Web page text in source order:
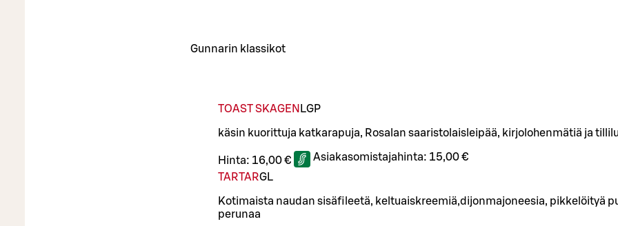
Gunnarin klassikot
TOAST SKAGEN LGP
käsin kuorittuja katkarapuja, Rosalan saaristolaisleipää, kirjolohenmätiä ja
Hinta: 16,00 € Asiakasomistajahinta: 15,00 €
TARTARGL
Kotimaista naudan sisäfileetä, keltuaiskreemiä,dijonmajoneesia, pikkelöityä
perunaa